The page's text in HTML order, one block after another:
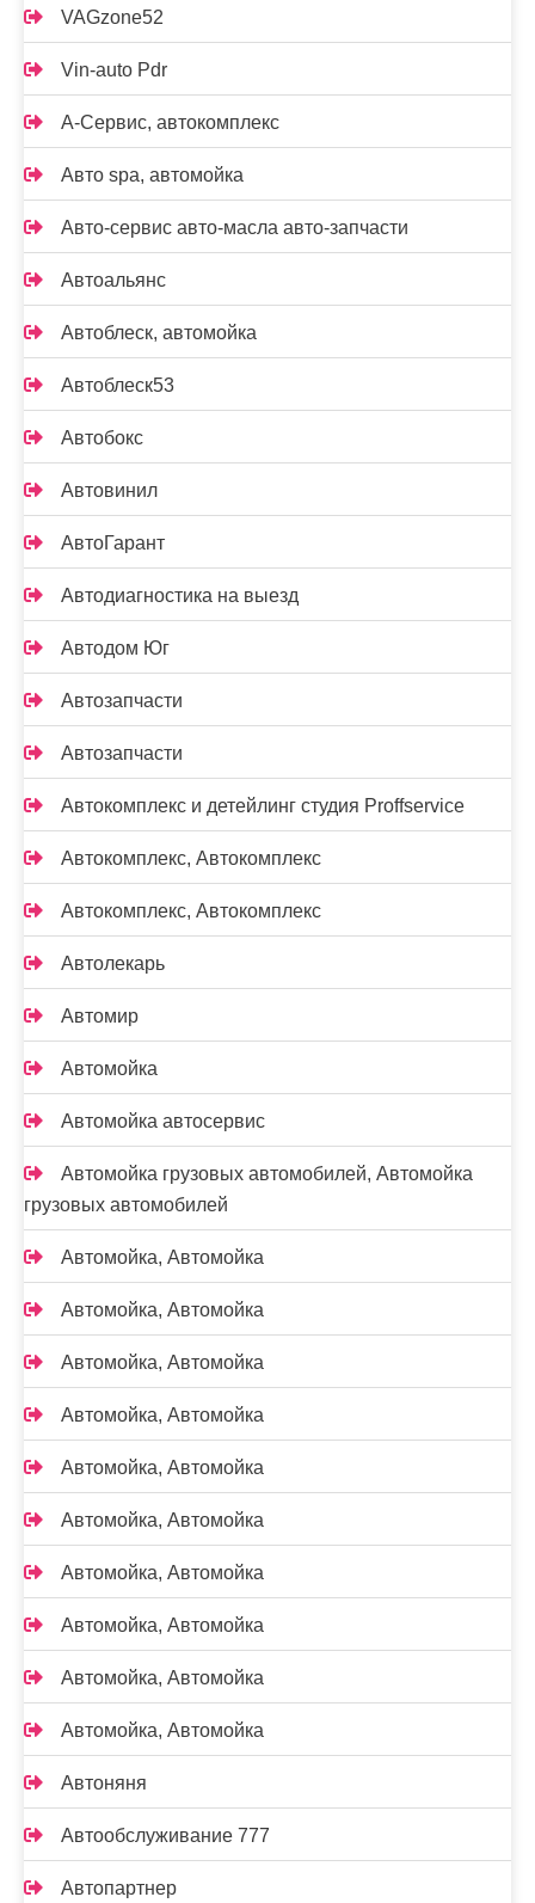
VAGzone52
Vin-auto Pdr
А-Сервис, автокомплекс
Авто spa, автомойка
Авто-сервис авто-масла авто-запчасти
Автоальянс
Автоблеск, автомойка
Автоблеск53
Автобокс
Автовинил
АвтоГарант
Автодиагностика на выезд
Автодом Юг
Автозапчасти
Автозапчасти
Автокомплекс и детейлинг студия Proffservice
Автокомплекс, Автокомплекс
Автокомплекс, Автокомплекс
Автолекарь
Автомир
Автомойка
Автомойка автосервис
Автомойка грузовых автомобилей, Автомойка
грузовых автомобилей
Автомойка, Автомойка
Автомойка, Автомойка
Автомойка, Автомойка
Автомойка, Автомойка
Автомойка, Автомойка
Автомойка, Автомойка
Автомойка, Автомойка
Автомойка, Автомойка
Автомойка, Автомойка
Автомойка, Автомойка
Автоняня
Автообслуживание 777
Автопартнер